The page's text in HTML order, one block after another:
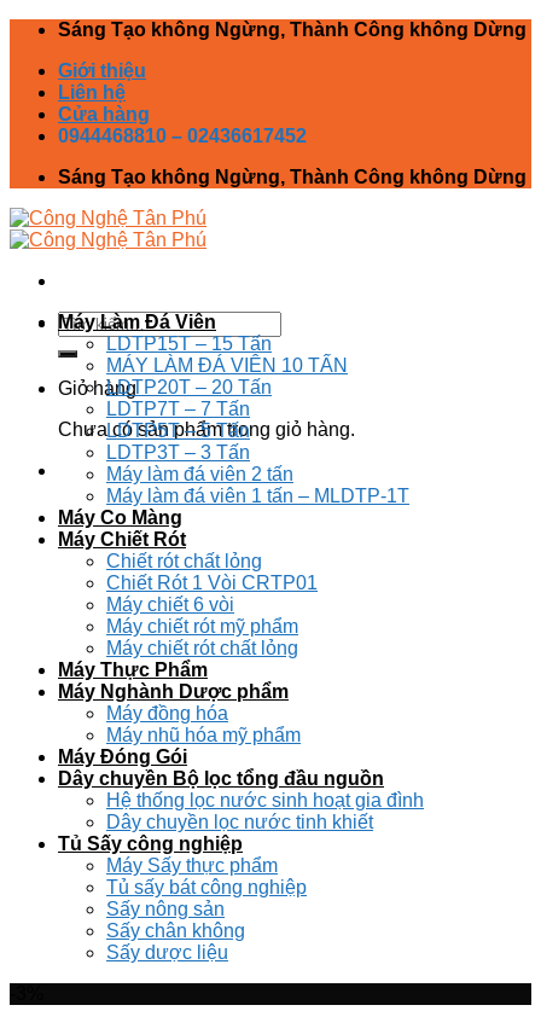
Skip
content
Sáng Tạo không Ngừng, Thành Công không Dừng
Giới thiệu
Liên hệ
Cửa hàng
0944468810 – 02436617452
Sáng Tạo không Ngừng, Thành Công không Dừng
Tìm
kiếm:
Giỏ hàng
Chưa có sản phẩm trong giỏ hàng.
Máy Làm Đá Viên
LDTP15T – 15 Tấn
MÁY LÀM ĐÁ VIÊN 10 TẤN
LDTP20T – 20 Tấn
LDTP7T – 7 Tấn
LDTP5T – 5 Tấn
LDTP3T – 3 Tấn
Máy làm đá viên 2 tấn
Máy làm đá viên 1 tấn – MLDTP-1T
Máy Co Màng
Máy Chiết Rót
Chiết rót chất lỏng
Chiết Rót 1 Vòi CRTP01
Máy chiết 6 vòi
Máy chiết rót mỹ phẩm
Máy chiết rót chất lỏng
Máy Thực Phẩm
Máy Nghành Dược phẩm
Máy đồng hóa
Máy nhũ hóa mỹ phẩm
Máy Đóng Gói
Dây chuyền Bộ lọc tổng đầu nguồn
Hệ thống lọc nước sinh hoạt gia đình
Dây chuyền lọc nước tinh khiết
Tủ Sấy công nghiệp
Máy Sấy thực phẩm
Tủ sấy bát công nghiệp
Sấy nông sản
Sấy chân không
Sấy dược liệu